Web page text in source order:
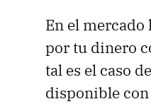
En el mercado
por tu dinero
tal es el caso
disponible